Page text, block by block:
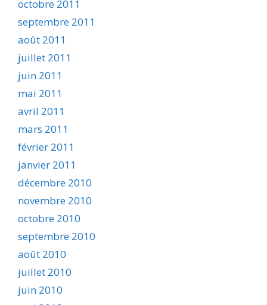
octobre 2011
septembre 2011
août 2011
juillet 2011
juin 2011
mai 2011
avril 2011
mars 2011
février 2011
janvier 2011
décembre 2010
novembre 2010
octobre 2010
septembre 2010
août 2010
juillet 2010
juin 2010